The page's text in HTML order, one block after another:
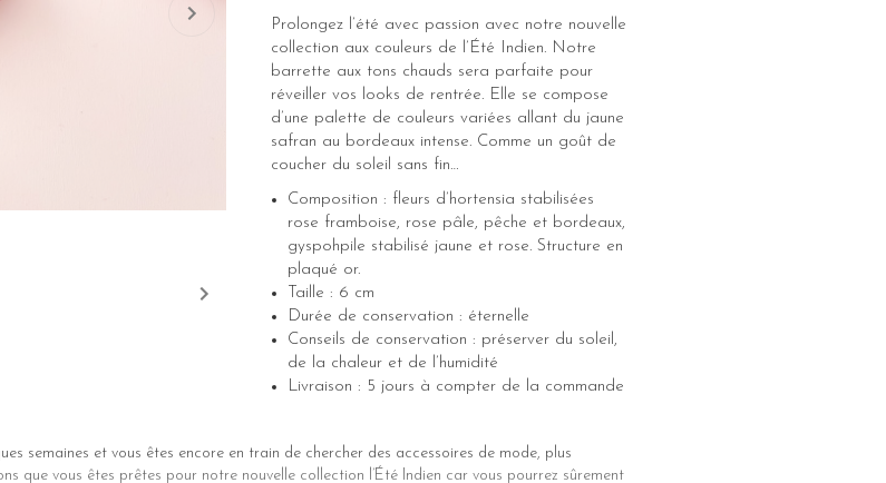
Prolongez l’été avec passion avec notre nouvelle
collection aux couleurs de l’Été Indien. Notre
barrette aux tons chauds sera parfaite pour
réveiller vos looks de rentrée. Elle se compose
d’une palette de couleurs variées allant du jaune
safran au bordeaux intense. Comme un goût de
coucher du soleil sans fin…
Composition : fleurs d’hortensia stabilisées
rose framboise, rose pâle, pêche et bordeaux,
gyspohpile stabilisé jaune et rose. Structure en
plaqué or.
Taille : 6 cm
Durée de conservation : éternelle
Conseils de conservation : préserver du soleil,
de la chaleur et de l’humidité
Livraison : 5 jours à compter de la commande
semaines et vous êtes encore en train de chercher des accessoires de mode, plus
que vous êtes prêtes pour notre nouvelle collection l’Été Indien car vous pourrez sûrement